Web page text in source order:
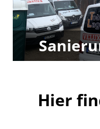
den
Hier